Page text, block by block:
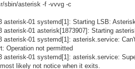
sbin/asterisk -f -vvvg -c
asterisk-01 systemd[1]: Starting LSB:
asterisk-01 asterisk[1873907]: Starting
asterisk-01 systemd[1]: asterisk.service:
Operation not permitted
asterisk-01 systemd[1]: asterisk.service:
likely not notice when it exits.